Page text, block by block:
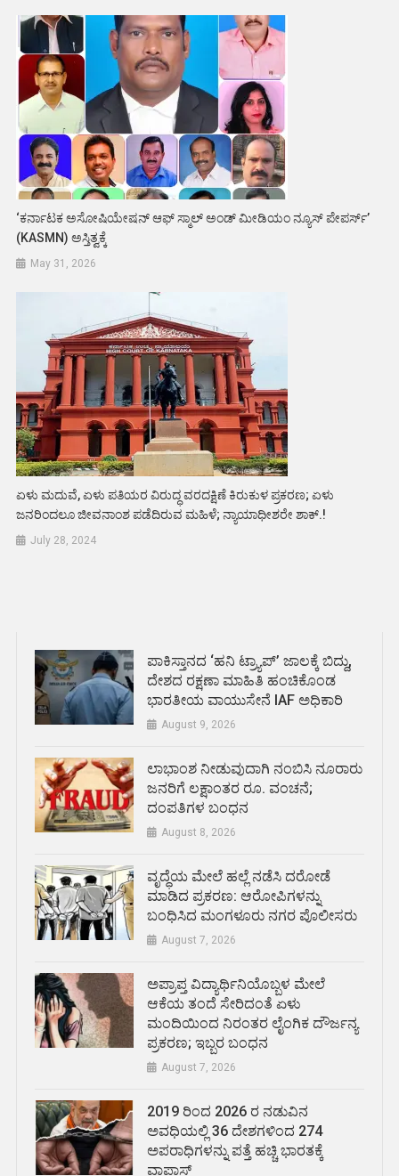
‘ಕರ್ನಾಟಕ ಅಸೋಷಿಯೇಷನ್ ಆಫ್ ಸ್ಮಾಲ್ ಅಂಡ್ ಮೀಡಿಯಂ ನ್ಯೂಸ್ ಪೇಪರ್ಸ್’
(KASMN) ಅಸ್ತಿತ್ವಕ್ಕೆ
May 31, 2026
ಏಳು ಮದುವೆ, ಏಳು ಪತಿಯರ ವಿರುದ್ಧ ವರದಕ್ಷಿಣೆ ಕಿರುಕುಳ ಪ್ರಕರಣ; ಏಳು
ಜನರಿಂದಲೂ ಜೀವನಾಂಶ ಪಡೆದಿರುವ ಮಹಿಳೆ; ನ್ಯಾಯಾಧೀಶರೇ ಶಾಕ್.!
July 28, 2024
ಪಾಕಿಸ್ತಾನದ ‘ಹನಿ ಟ್ರ್ಯಾಪ್’ ಜಾಲಕ್ಕೆ ಬಿದ್ದು,
ದೇಶದ ರಕ್ಷಣಾ ಮಾಹಿತಿ ಹಂಚಿಕೊಂಡ
ಭಾರತೀಯ ವಾಯುಸೇನೆ IAF ಅಧಿಕಾರಿ
August 9, 2026
ಲಾಭಾಂಶ ನೀಡುವುದಾಗಿ ನಂಬಿಸಿ ನೂರಾರು
ಜನರಿಗೆ ಲಕ್ಷಾಂತರ ರೂ. ವಂಚನೆ;
ದಂಪತಿಗಳ ಬಂಧನ
August 8, 2026
ವೃದ್ಧೆಯ ಮೇಲೆ ಹಲ್ಲೆ ನಡೆಸಿ ದರೋಡೆ
ಮಾಡಿದ ಪ್ರಕರಣ: ಆರೋಪಿಗಳನ್ನು
ಬಂಧಿಸಿದ ಮಂಗಳೂರು ನಗರ ಪೊಲೀಸರು
August 7, 2026
ಅಪ್ರಾಪ್ತ ವಿದ್ಯಾರ್ಥಿನಿಯೊಬ್ಬಳ ಮೇಲೆ
ಆಕೆಯ ತಂದೆ ಸೇರಿದಂತೆ ಏಳು
ಮಂದಿಯಿಂದ ನಿರಂತರ ಲೈಂಗಿಕ ದೌರ್ಜನ್ಯ
ಪ್ರಕರಣ; ಇಬ್ಬರ ಬಂಧನ
August 7, 2026
2019 ರಿಂದ 2026 ರ ನಡುವಿನ
ಅವಧಿಯಲ್ಲಿ 36 ದೇಶಗಳಿಂದ 274
ಅಪರಾಧಿಗಳನ್ನು ಪತ್ತೆ ಹಚ್ಚಿ ಭಾರತಕ್ಕೆ
ವಾಪಾಸ್